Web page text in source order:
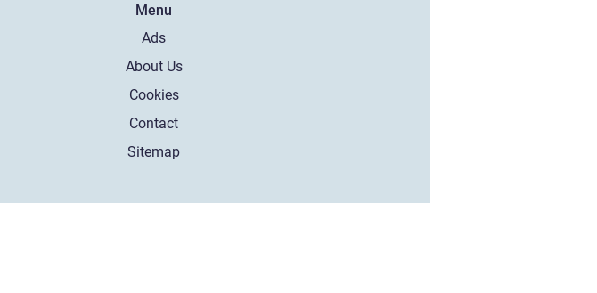
Menu
Ads
About Us
Cookies
Contact
Sitemap